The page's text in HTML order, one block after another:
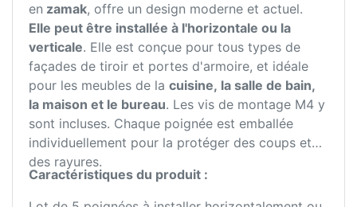
en zamak, offre un design moderne et actuel.
Elle peut être installée à l'horizontale ou la
verticale. Elle est conçue pour tous types de
façades de tiroir et portes d'armoire, et idéale
pour les meubles de la cuisine, la salle de bain,
la maison et le bureau. Les vis de montage M4 y
sont incluses. Chaque poignée est emballée
individuellement pour la protéger des coups et
des rayures.
Caractéristiques du produit :